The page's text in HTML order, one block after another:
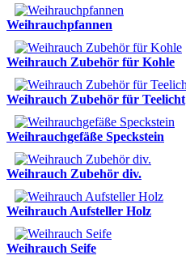
Weihrauchpfannen
Weihrauch Zubehör für Kohle
Weihrauch Zubehör für Teelicht
Weihrauchgefäße Speckstein
Weihrauch Zubehör div.
Weihrauch Aufsteller Holz
Weihrauch Seife